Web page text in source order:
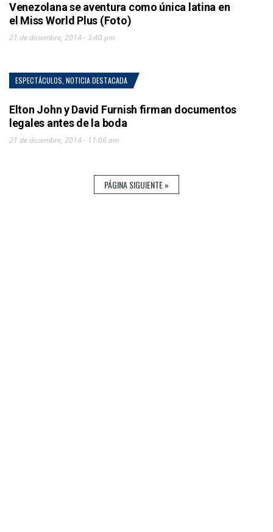
Venezolana se aventura como única latina en
el Miss World Plus (Foto)
21 de diciembre, 2014 - 3:40 pm
ESPECTÁCULOS NOTICIA DESTACADA
Elton John y David Furnish firman documentos
legales antes de la boda
21 de diciembre, 2014 - 11:06 am
PÁGINA SIGUIENTE »